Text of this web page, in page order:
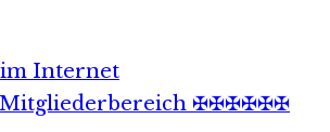
Internet
✠✠✠✠✠✠